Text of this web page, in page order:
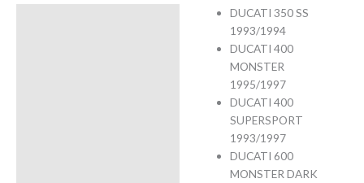
DUCATI 350 SS
1993/1994
DUCATI 400
MONSTER
1995/1997
DUCATI 400
SUPERSPORT
1993/1997
DUCATI 600
MONSTER DARK